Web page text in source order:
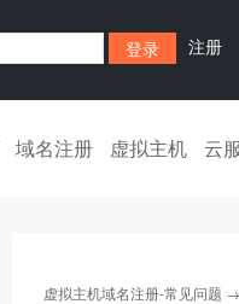
注册
域名注册 虚拟主机 云
虚拟主机域名注册-常见问题